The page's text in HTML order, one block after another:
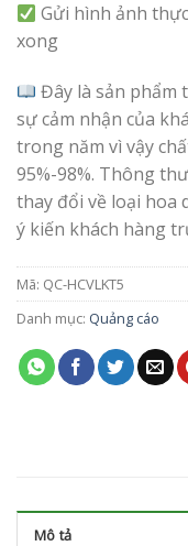
Gửi hình ảnh
xong
Đây là sản phẩm
sự cảm nhận của
trong năm vì vậy
95%-98%. Thông
thay đổi về loại hoa
ý kiến khách hàng
Mã: QC-HCVLKT5
Danh mục: Quảng cáo
Mô tả